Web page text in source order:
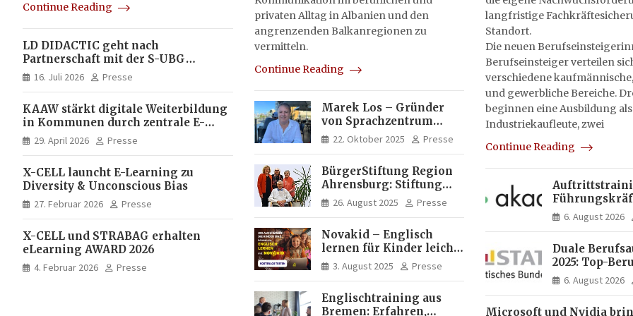
Continue Reading
LD DIDACTIC geht nach
Partnerschaft mit der S-UBG
vollständig in Unternehmerhand
16. Juli 2026 Presse
KAAW stärkt digitale Weiterbildung
in Kommunen durch zentrale E-
Learning Plattform von X-CELL
29. April 2026 Presse
X-CELL launcht E-Learning zu
Diversity & Unconscious Bias
27. Februar 2026 Presse
X-CELL und STRABAG erhalten
eLearning AWARD 2026
4. Februar 2026 Presse
privaten Alltag in Albanien und den
angrenzenden Balkanregionen zu
vermitteln.
Continue Reading
Marek Los – Gründer
von Sprachzentrum
Moose, Moose Casa
Italia und Apartamento
Experte für Bildung und
Investitionen in
Brasilien
22. Oktober 2025 Presse
BürgerStiftung Region
Ahrensburg: Stiftung
Dietrich+Gudrun Maaß
fördert
Frauen
26. August 2025 Presse
Novakid – Englisch
lernen für Kinder leicht
gemacht
3. August 2025 Presse
Englischtraining aus
Bremen: Erfahren,
langfristige
Standort.
Die neuen
Berufseinsteiger verteilen
verschiedene
und gewerbliche Bereiche.
beginnen eine Ausbildung als
Industriekaufleute, zwei
Continue Reading
Akademie
6. August 2026
Duale
2025: Top-
Männern
6. August 2026
Microsoft und Nvidia